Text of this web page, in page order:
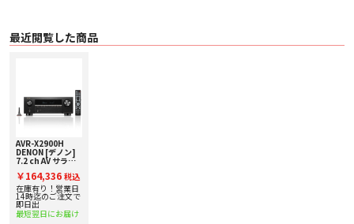
・ オーディオ・アプリケーション
- Classic オーディオ（AVRCP） - 受信
〇 HDMI端子
・ 入力× 6 ※ HDMI 4 / 5 / 6： 8K60AB / 4K120AB（最大40Gbps） 対応
・ 出力× 2 ※ 8K60AB / 4K120AB（最大40Gbps）対応、 TV1： eARC/ARC対
〇 音声入出力端子
・ アナログ音声入力× 4
・ PHONO入力（MM） × 1
・ 光デジタル入力× 2
・ 同軸デジタル入力× 1
・ サブウーファープリアウト × 2
・ ゾーンプリアウト × 1
・ ヘッドフォン出力× 1（フロント）
最近閲覧した商品
AVR-X2900H
DENON [デノン]
7.2 ch AV サラウ
AVアンプ 下取り査
定額20%アップ実
施中！
￥164,336 税込
在庫有り！営業日
14時迄のご注文で
即日出
最短翌日にお届け